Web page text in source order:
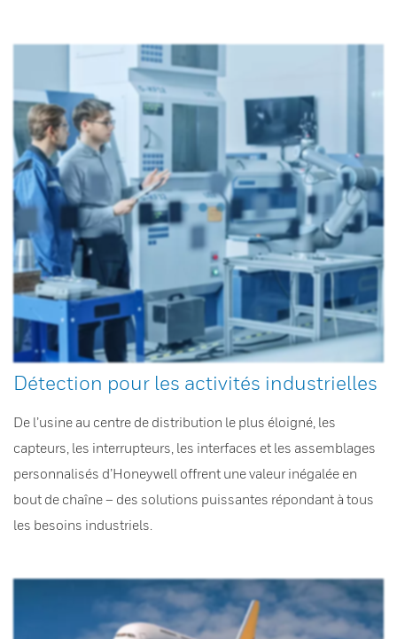
Détection pour les activités industrielles
De l’usine au centre de distribution le plus éloigné, les
capteurs, les interrupteurs, les interfaces et les assemblages
personnalisés d’Honeywell offrent une valeur inégalée en
bout de chaîne – des solutions puissantes répondant à tous
les besoins industriels.